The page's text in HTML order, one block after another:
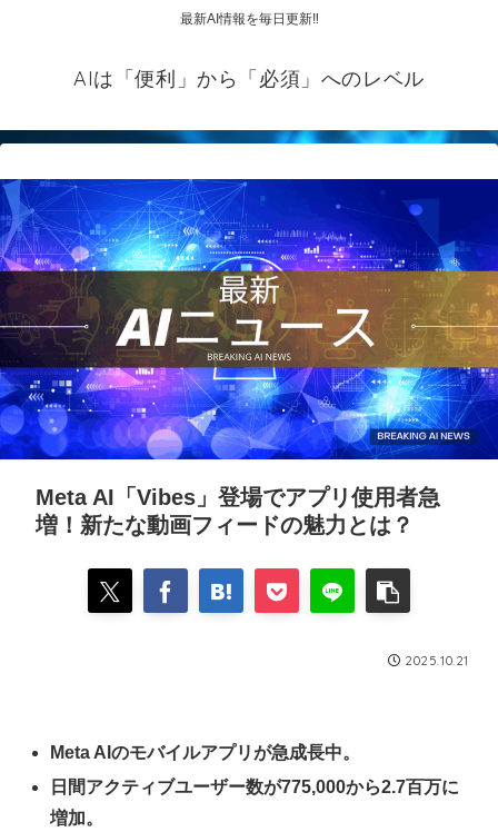
最新AI情報を毎日更新‼
AIは「便利」から「必須」へのレベル
Meta AI「Vibes」登場でアプリ使用者急
増！新たな動画フィードの魅力とは？
2025.10.21
Meta AIのモバイルアプリが急成長中。
日間アクティブユーザー数が775,000から2.7百万に
増加。